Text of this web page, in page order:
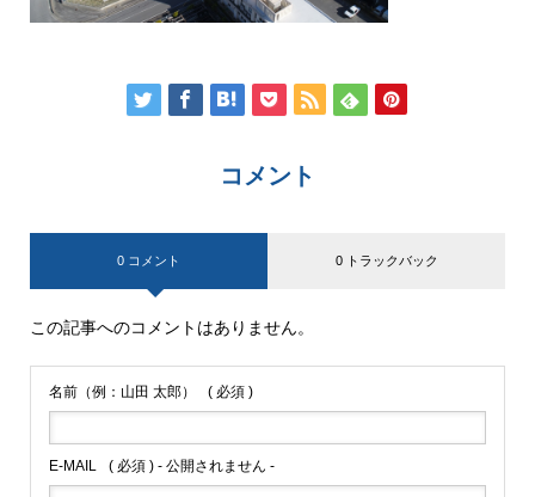
コメント
0 コメント 0 トラックバック
この記事へのコメントはありません。
名前（例：山田 太郎） ( 必須 )
E-MAIL ( 必須 ) - 公開されません -